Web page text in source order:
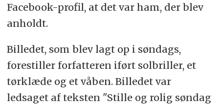
Facebook-profil, at det var ham, der blev
anholdt.
Billedet, som blev lagt op i søndags,
forestiller forfatteren iført solbriller, et
tørklæde og et våben. Billedet var
ledsaget af teksten "Stille og rolig søndag